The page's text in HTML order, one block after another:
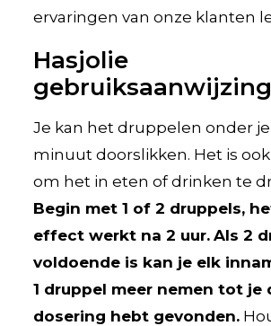
ervaringen van onze klanten
Hasjolie
gebruiksaanwijzing
Je kan het druppelen onder je
minuut doorslikken. Het is
om het in eten of drinken te
Begin met 1 of 2 druppels,
effect werkt na 2 uur. Als 2
voldoende is kan je elk
1 druppel meer nemen tot je
dosering hebt gevonden.